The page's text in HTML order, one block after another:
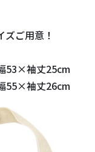
ご用意！
53×袖丈25cm
袖丈26cm